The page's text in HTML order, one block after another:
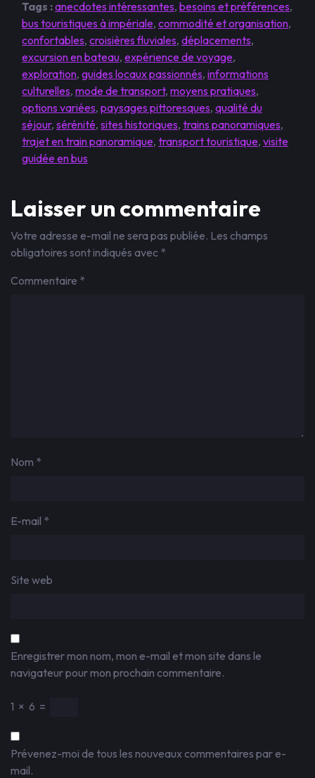
Tags :anecdotes intéressantes, besoins et préférences,
bus touristiques à impériale, commodité et organisation,
confortables, croisières fluviales, déplacements,
excursion en bateau, expérience de voyage,
exploration, guides locaux passionnés, informations
culturelles, mode de transport, moyens pratiques,
options variées, paysages pittoresques, qualité du
séjour, sérénité, sites historiques, trains panoramiques,
trajet en train panoramique, transport touristique, visite
guidée en bus
Laisser un commentaire
Votre adresse e-mail ne sera pas publiée. Les champs
obligatoires sont indiqués avec *
Commentaire *
Nom *
E-mail *
Site web
Enregistrer mon nom, mon e-mail et mon site dans le
navigateur pour mon prochain commentaire.
1 × 6 =
Prévenez-moi de tous les nouveaux commentaires par e-
mail.